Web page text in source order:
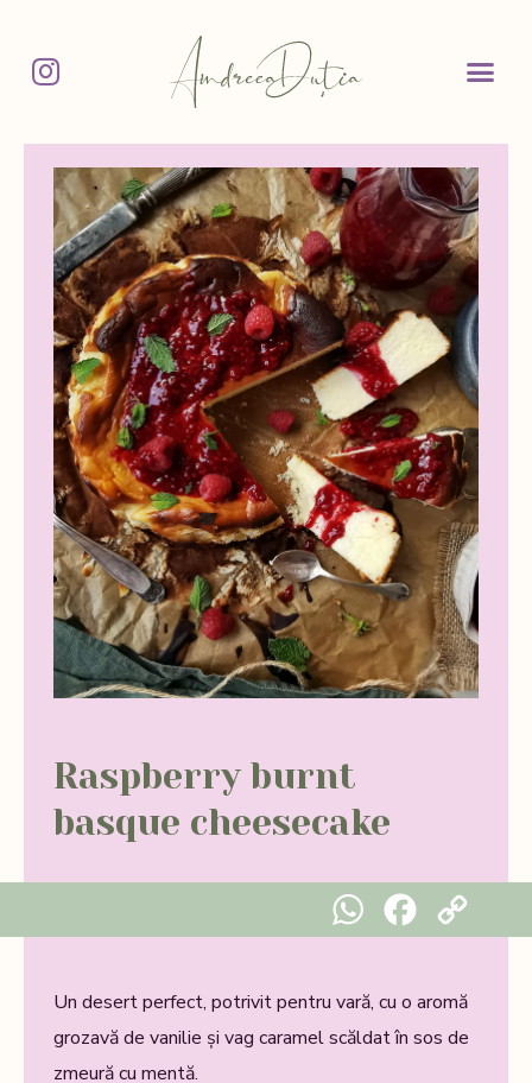
Raspberry burnt
basque cheesecake
WhatsAppFacebook
Copy Link
Un desert perfect, potrivit pentru vară, cu o aromă
grozavă de vanilie și vag caramel scăldat în sos de
zmeură cu mentă.